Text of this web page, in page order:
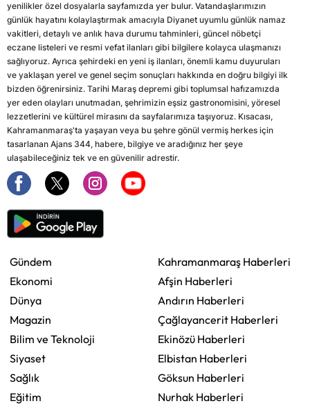
yenilikler özel dosyalarla sayfamızda yer bulur. Vatandaşlarımızın
günlük hayatını kolaylaştırmak amacıyla Diyanet uyumlu günlük namaz
vakitleri, detaylı ve anlık hava durumu tahminleri, güncel nöbetçi
eczane listeleri ve resmi vefat ilanları gibi bilgilere kolayca ulaşmanızı
sağlıyoruz. Ayrıca şehirdeki en yeni iş ilanları, önemli kamu duyuruları
ve yaklaşan yerel ve genel seçim sonuçları hakkında en doğru bilgiyi ilk
bizden öğrenirsiniz. Tarihi Maraş depremi gibi toplumsal hafızamızda
yer eden olayları unutmadan, şehrimizin eşsiz gastronomisini, yöresel
lezzetlerini ve kültürel mirasını da sayfalarımıza taşıyoruz. Kısacası,
Kahramanmaraş'ta yaşayan veya bu şehre gönül vermiş herkes için
tasarlanan Ajans 344, habere, bilgiye ve aradığınız her şeye
ulaşabileceğiniz tek ve en güvenilir adrestir.
Gündem
Ekonomi
Dünya
Magazin
Bilim ve Teknoloji
Siyaset
Sağlık
Eğitim
Kahramanmaraş Haberleri
Afşin Haberleri
Andırın Haberleri
Çağlayancerit Haberleri
Ekinözü Haberleri
Elbistan Haberleri
Göksun Haberleri
Nurhak Haberleri